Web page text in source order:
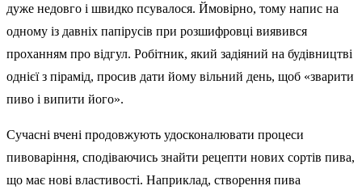
дуже недовго і швидко псувалося. Ймовірно, тому напис на
одному із давніх папірусів при розшифровці виявився
проханням про відгул. Робітник, який задіяний на будівництві
однієї з пірамід, просив дати йому вільний день, щоб «зварити
пиво і випити його».
Сучасні вчені продовжують удосконалювати процеси
пивоваріння, сподіваючись знайти рецепти нових сортів пива,
що має нові властивості. Наприклад, створення пива